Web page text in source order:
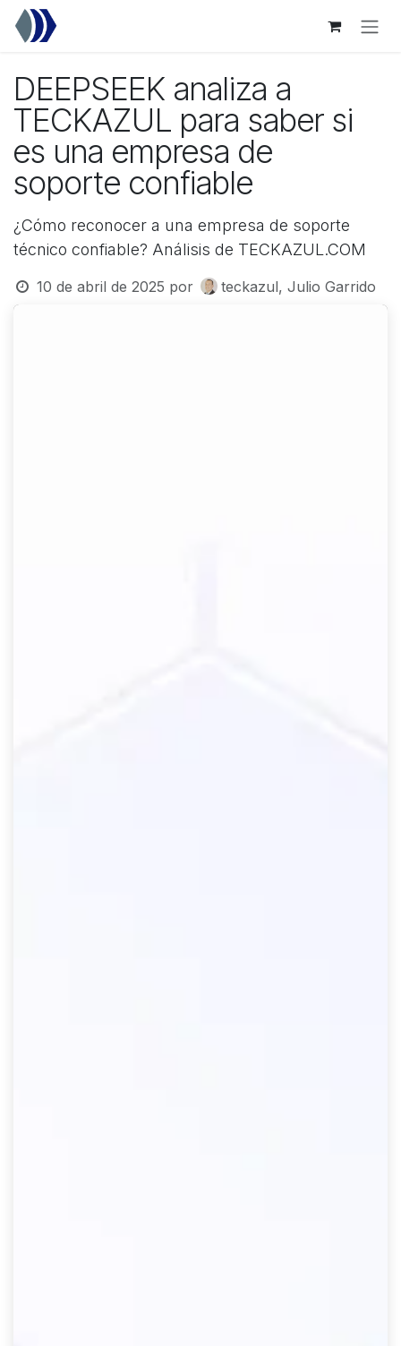
Ir al contenido
DEEPSEEK analiza a
TECKAZUL para saber si
es una empresa de
soporte confiable
¿Cómo reconocer a una empresa de soporte
técnico confiable? Análisis de TECKAZUL.COM
10 de abril de 2025 por teckazul, Julio Garrido